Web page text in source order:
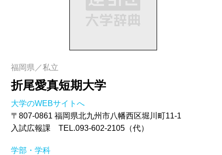
福岡県／私立
折尾愛真短期大学
大学のWEBサイトへ
〒807-0861 福岡県北九州市八幡西区堀川町11-1
入試広報課 TEL.093-602-2105（代）
学部・学科